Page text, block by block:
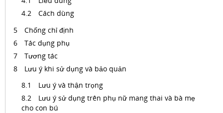
Cách dùng
Chống chỉ định
Tác dụng phụ
Tương tác
Lưu ý khi sử dụng và bảo quản
Lưu ý và thận trọng
Lưu ý sử dụng trên phụ nữ mang thai và bà mẹ
cho con bú